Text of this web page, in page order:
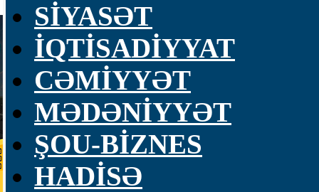
SİYASƏT
İQTİSADİYYAT
CƏMİYYƏT
MƏDƏNİYYƏT
ŞOU-BİZNES
HADİSƏ